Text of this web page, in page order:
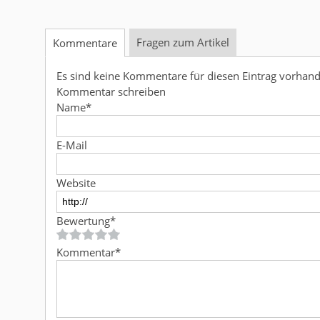
Kommentare Fragen zum Artikel
Es sind keine Kommentare für diesen Eintrag
Kommentar schreiben
Name*
E-Mail
Website
Bewertung*
Kommentar*